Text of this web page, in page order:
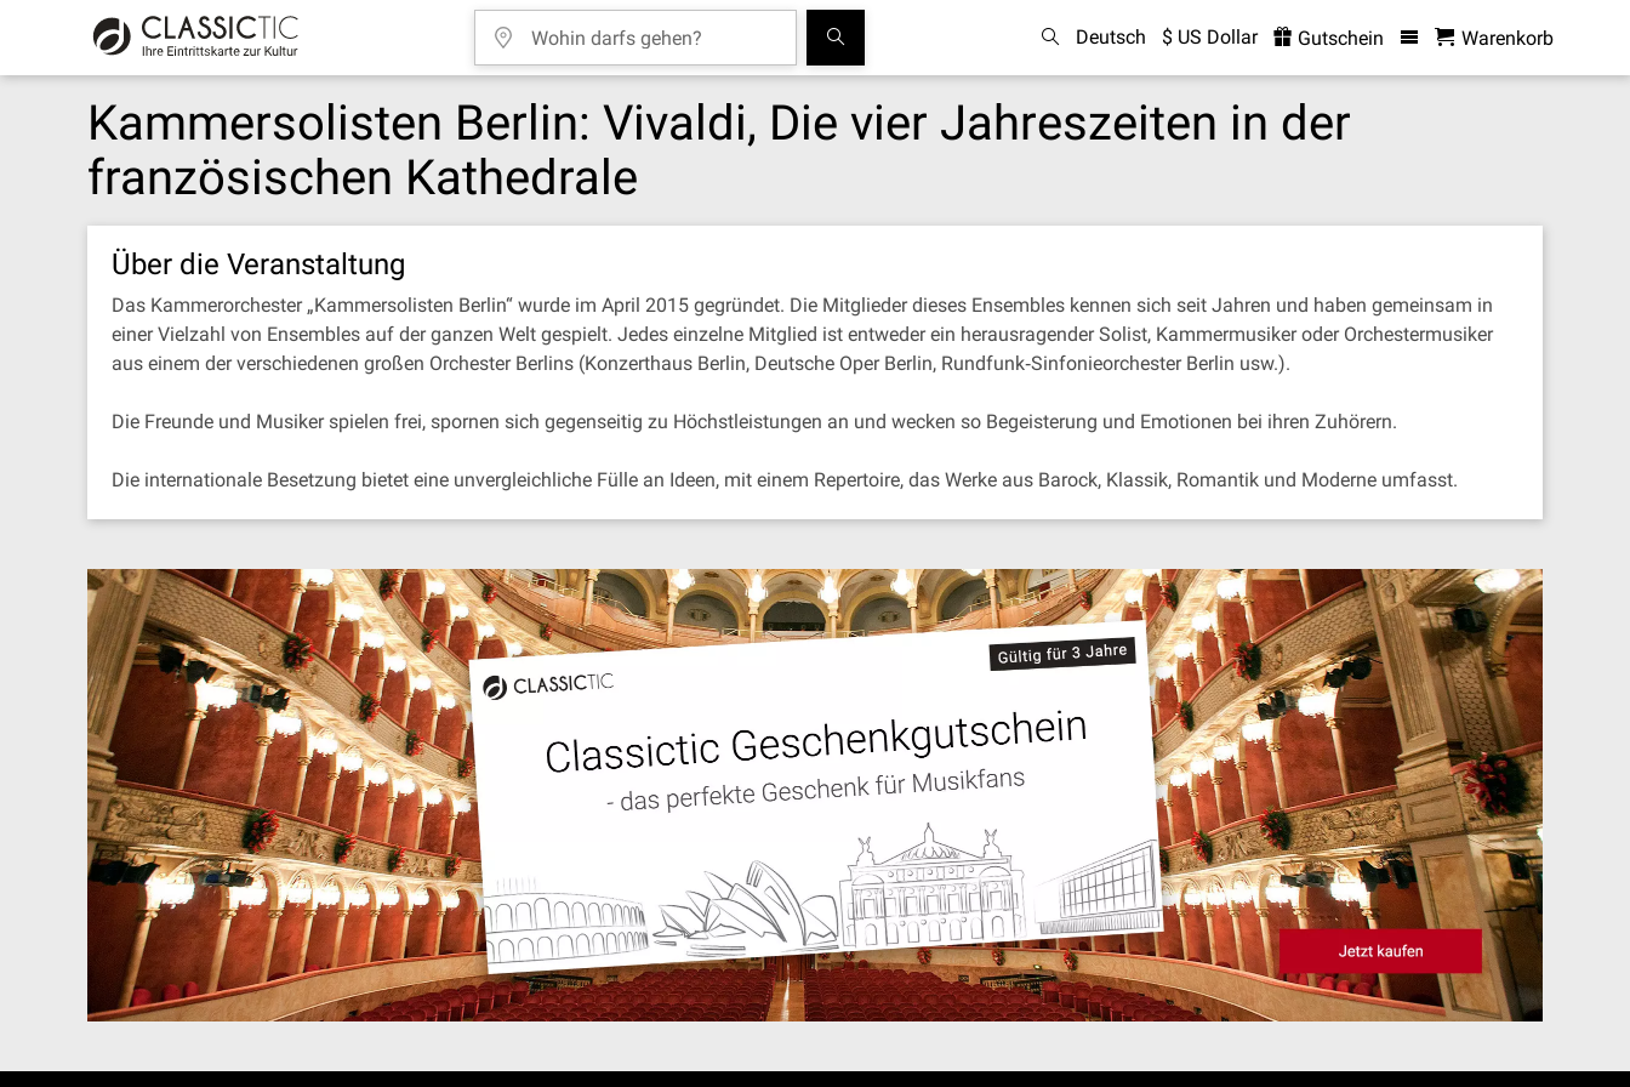
Deutsch $ US Dollar Gutschein Warenkorb
Kammersolisten Berlin: Vivaldi, Die vier Jahreszeiten in der
französischen Kathedrale
Über die Veranstaltung
Das Kammerorchester „Kammersolisten Berlin“ wurde im April 2015 gegründet. Die Mitglieder dieses Ensembles kennen sich seit Jahren und haben gemeinsam in
einer Vielzahl von Ensembles auf der ganzen Welt gespielt. Jedes einzelne Mitglied ist entweder ein herausragender Solist, Kammermusiker oder Orchestermusiker
aus einem der verschiedenen großen Orchester Berlins (Konzerthaus Berlin, Deutsche Oper Berlin, Rundfunk‐Sinfonieorchester Berlin usw.).
Die Freunde und Musiker spielen frei, spornen sich gegenseitig zu Höchstleistungen an und wecken so Begeisterung und Emotionen bei ihren Zuhörern.
Die internationale Besetzung bietet eine unvergleichliche Fülle an Ideen, mit einem Repertoire, das Werke aus Barock, Klassik, Romantik und Moderne umfasst.